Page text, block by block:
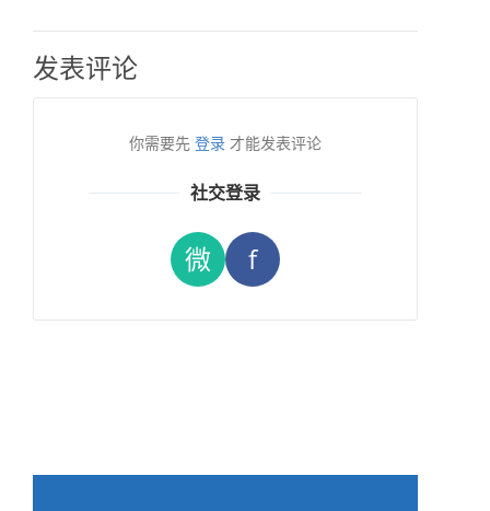
发表评论
你需要先 登录 才能发表评论
社交登录
微 f